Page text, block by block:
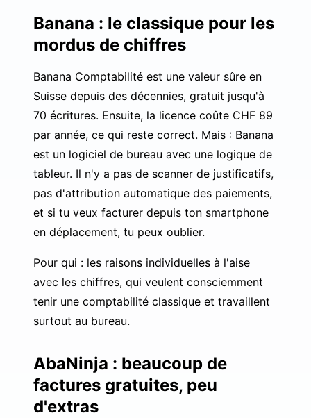
Banana : le classique pour les
mordus de chiffres
Banana Comptabilité est une valeur sûre en
Suisse depuis des décennies, gratuit jusqu'à
70 écritures. Ensuite, la licence coûte CHF 89
par année, ce qui reste correct. Mais : Banana
est un logiciel de bureau avec une logique de
tableur. Il n'y a pas de scanner de justificatifs,
pas d'attribution automatique des paiements,
et si tu veux facturer depuis ton smartphone
en déplacement, tu peux oublier.
Pour qui : les raisons individuelles à l'aise
avec les chiffres, qui veulent consciemment
tenir une comptabilité classique et travaillent
surtout au bureau.
AbaNinja : beaucoup de
factures gratuites, peu
d'extras